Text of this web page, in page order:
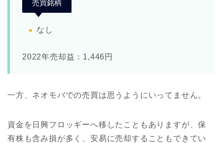
売買銘柄
なし
2022年売却益：1,446円
一方、ネオモバでの売買は思うようにいってません。
資金を日興フロッギーへ移したこともありますが、保
有株も含み損が多く、安易に売却することもできてい